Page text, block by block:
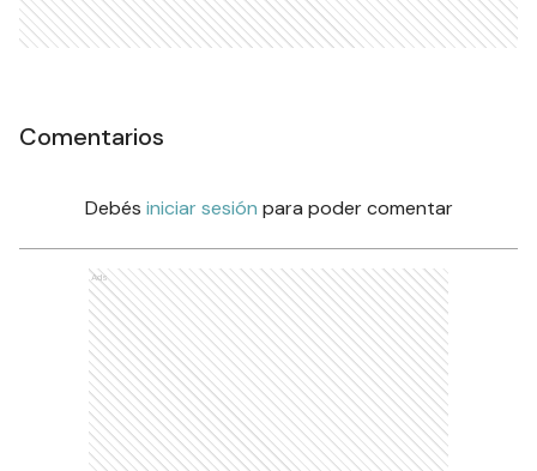
Comentarios
Debés iniciar sesión para poder comentar
Ads